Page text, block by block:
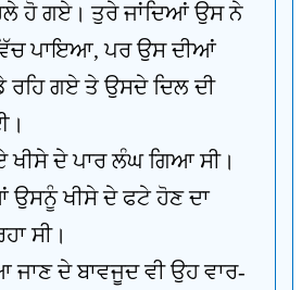
ਹੋ ਗਏ। ਤੁਰੇ ਜਾਂਦਿਆਂ ਉਸ ਨੇ
ਪਾਇਆ, ਪਰ ਉਸ ਦੀਆਂ
ਗਏ ਤੇ ਉਸਦੇ ਦਿਲ ਦੀ
ਖੀਸੇ ਦੇ ਪਾਰ ਲੰਘ ਗਿਆ ਸੀ।
ਉਸਨੂੰ ਖੀਸੇ ਦੇ ਫਟੇ ਹੋਣ ਦਾ
ਸੀ।
ਜਾਣ ਦੇ ਬਾਵਜੂਦ ਵੀ ਉਹ ਵਾਰ-